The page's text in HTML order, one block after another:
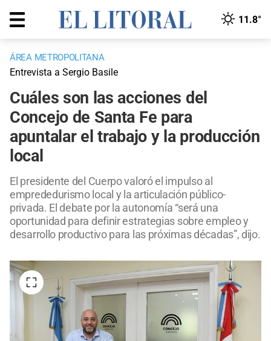
11.8°
ÁREA METROPOLITANA
Entrevista a Sergio Basile
Cuáles son las acciones del
Concejo de Santa Fe para
apuntalar el trabajo y la producción
local
El presidente del Cuerpo valoró el impulso al
emprededurismo local y la articulación público-
privada. El debate por la autonomía “será una
oportunidad para definir estrategias sobre empleo y
desarrollo productivo para las próximas décadas”, dijo.